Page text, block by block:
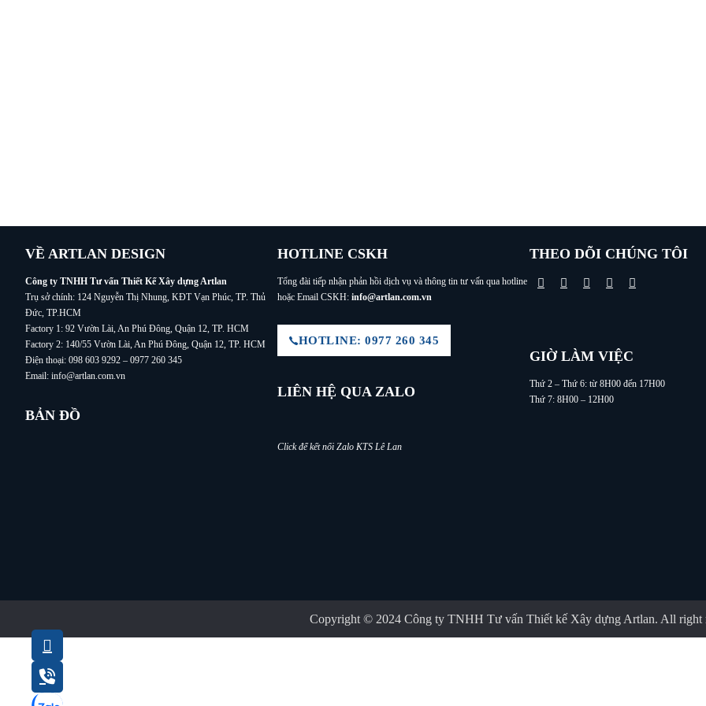
VỀ ARTLAN DESIGN
Công ty TNHH Tư vấn Thiết Kế Xây dựng Artlan
Trụ sở chính: 124 Nguyễn Thị Nhung, KĐT Vạn Phúc, TP. Thủ
Đức, TP.HCM
Factory 1: 92 Vườn Lài, An Phú Đông, Quận 12, TP. HCM
Factory 2: 140/55 Vườn Lài, An Phú Đông, Quận 12, TP. HCM
Điện thoại: 098 603 9292 – 0977 260 345
Email: info@artlan.com.vn
BẢN ĐỒ
HOTLINE CSKH
Tổng đài tiếp nhận phản hồi dịch vụ và thông tin tư vấn qua hotline
hoặc Email CSKH: info@artlan.com.vn
HOTLINE: 0977 260 345
LIÊN HỆ QUA ZALO
Click để kết nối Zalo KTS Lê Lan
THEO DÕI CHÚNG TÔI
GIỜ LÀM VIỆC
Thứ 2 – Thứ 6: từ 8H00 đến 17H00
Thứ 7: 8H00 – 12H00
Copyright © 2024 Công ty TNHH Tư vấn Thiết kế Xây dựng Artlan. All right